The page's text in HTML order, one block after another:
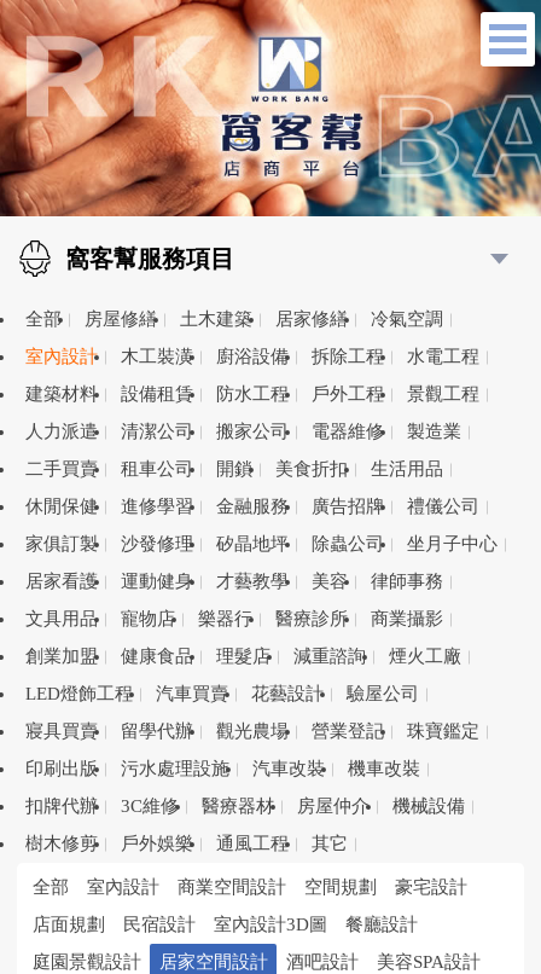
窩客幫服務項目
全部 房屋修繕 土木建築 居家修繕
冷氣空調
室內設計
木工裝潢 廚浴設備 拆除工程
水電工程
建築材料
設備租賃 防水工程 戶外工程
景觀工程
人力派遣
清潔公司 搬家公司 電器維修
製造業
二手買賣
租車公司 開鎖 美食折扣
生活用品
休閒保健
進修學習 金融服務 廣告招牌
禮儀公司
家俱訂製
沙發修理 矽晶地坪 除蟲公司
坐月子中心
居家看護
運動健身 才藝教學 美容
律師事務
文具用品
寵物店 樂器行 醫療診所
商業攝影
創業加盟
健康食品 理髮店 減重諮詢
煙火工廠
LED燈飾工程
汽車買賣 花藝設計
驗屋公司
寢具買賣
留學代辦 觀光農場 營業登記
珠寶鑑定
印刷出版
污水處理設施 汽車改裝
機車改裝
扣牌代辦
3C維修 醫療器材 房屋仲介
機械設備
樹木修剪
戶外娛樂 通風工程 其它
全部 室內設計 商業空間設計 空間規劃
豪宅設計
店面規劃
民宿設計 室內設計3D圖
餐廳設計
庭園景觀設計
居家空間設計 酒吧設計
美容SPA設計